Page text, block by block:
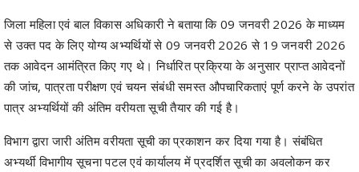
जिला महिला एवं बाल विकास अधिकारी ने बताया कि 09 जनवरी 2026 के माध्यम
से उक्त पद के लिए योग्य अभ्यर्थियों से 09 जनवरी 2026 से 19 जनवरी 2026
तक आवेदन आमंत्रित किए गए थे। निर्धारित प्रक्रिया के अनुसार प्राप्त आवेदनों
की जांच, पात्रता परीक्षण एवं चयन संबंधी समस्त औपचारिकताएं पूर्ण करने के उपरांत
पात्र अभ्यर्थियों की अंतिम वरीयता सूची तैयार की गई है।
विभाग द्वारा जारी अंतिम वरीयता सूची का प्रकाशन कर दिया गया है। संबंधित
अभ्यर्थी विभागीय सूचना पटल एवं कार्यालय में प्रदर्शित सूची का अवलोकन कर